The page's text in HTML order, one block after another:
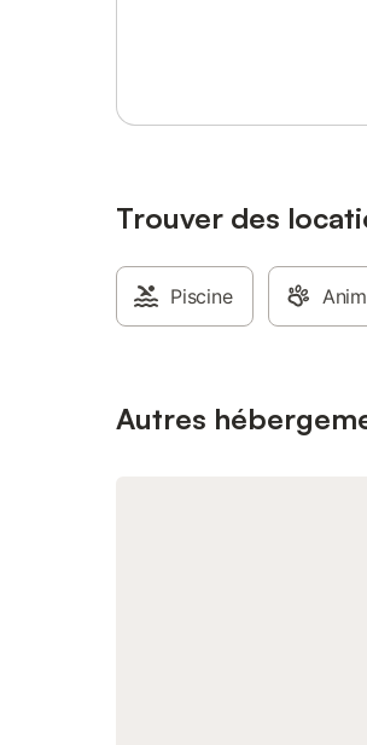
Trouver des
Piscine
Autres